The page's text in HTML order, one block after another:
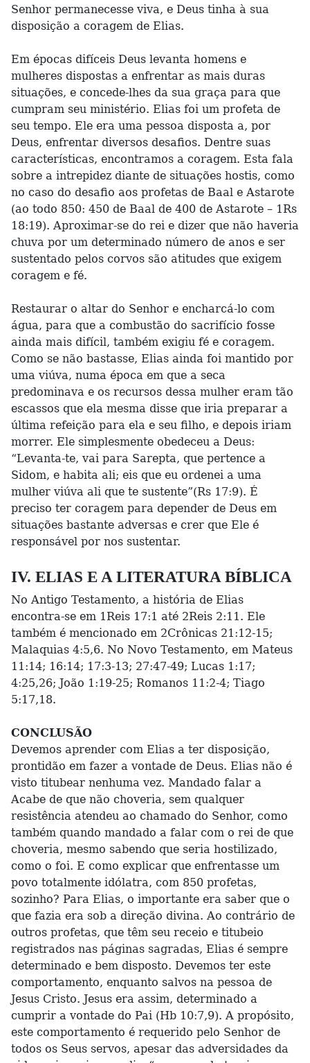
Senhor permanecesse viva, e Deus tinha à sua
disposição a coragem de Elias.
Em épocas difíceis Deus levanta homens e
mulheres dispostas a enfrentar as mais duras
situações, e concede-lhes da sua graça para que
cumpram seu ministério. Elias foi um profeta de
seu tempo. Ele era uma pessoa disposta a, por
Deus, enfrentar diversos desafios. Dentre suas
características, encontramos a coragem. Esta fala
sobre a intrepidez diante de situações hostis, como
no caso do desafio aos profetas de Baal e Astarote
(ao todo 850: 450 de Baal de 400 de Astarote – 1Rs
18:19). Aproximar-se do rei e dizer que não haveria
chuva por um determinado número de anos e ser
sustentado pelos corvos são atitudes que exigem
coragem e fé.
Restaurar o altar do Senhor e encharcá-lo com
água, para que a combustão do sacrifício fosse
ainda mais difícil, também exigiu fé e coragem.
Como se não bastasse, Elias ainda foi mantido por
uma viúva, numa época em que a seca
predominava e os recursos dessa mulher eram tão
escassos que ela mesma disse que iria preparar a
última refeição para ela e seu filho, e depois iriam
morrer. Ele simplesmente obedeceu a Deus:
“Levanta-te, vai para Sarepta, que pertence a
Sidom, e habita ali; eis que eu ordenei a uma
mulher viúva ali que te sustente”(Rs 17:9). É
preciso ter coragem para depender de Deus em
situações bastante adversas e crer que Ele é
responsável por nos sustentar.
IV. ELIAS E A LITERATURA BÍBLICA
No Antigo Testamento, a história de Elias
encontra-se em 1Reis 17:1 até 2Reis 2:11. Ele
também é mencionado em 2Crônicas 21:12-15;
Malaquias 4:5,6. No Novo Testamento, em Mateus
11:14; 16:14; 17:3-13; 27:47-49; Lucas 1:17;
4:25,26; João 1:19-25; Romanos 11:2-4; Tiago
5:17,18.
CONCLUSÃO
Devemos aprender com Elias a ter disposição,
prontidão em fazer a vontade de Deus. Elias não é
visto titubear nenhuma vez. Mandado falar a
Acabe de que não choveria, sem qualquer
resistência atendeu ao chamado do Senhor, como
também quando mandado a falar com o rei de que
choveria, mesmo sabendo que seria hostilizado,
como o foi. E como explicar que enfrentasse um
povo totalmente idólatra, com 850 profetas,
sozinho? Para Elias, o importante era saber que o
que fazia era sob a direção divina. Ao contrário de
outros profetas, que têm seu receio e titubeio
registrados nas páginas sagradas, Elias é sempre
determinado e bem disposto. Devemos ter este
comportamento, enquanto salvos na pessoa de
Jesus Cristo. Jesus era assim, determinado a
cumprir a vontade do Pai (Hb 10:7,9). A propósito,
este comportamento é requerido pelo Senhor de
todos os Seus servos, apesar das adversidades da